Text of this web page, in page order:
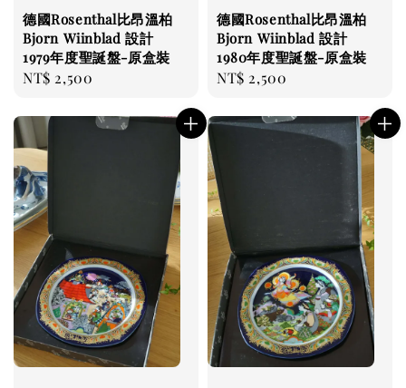
德國Rosenthal比昂溫柏
Bjorn Wiinblad 設計
1979年度聖誕盤-原盒裝
Regular
NT$ 2,500
德國Rosenthal比昂溫柏
Bjorn Wiinblad 設計
1980年度聖誕盤-原盒裝
Regular
NT$ 2,500